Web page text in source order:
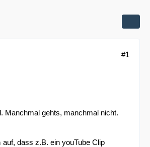
#1
Manchmal gehts, manchmal nicht.
dass z.B. ein youTube Clip